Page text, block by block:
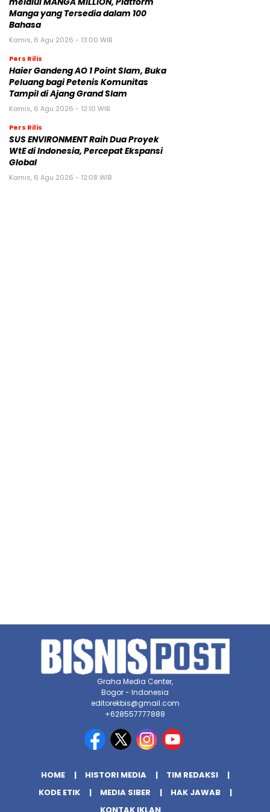
Manga yang Tersedia dalam 100
Bahasa
Kamis, 6 Agu 2026 - 13:00 WIB
Pers Rilis
Haier Gandeng AO 1 Point Slam, Buka
Peluang bagi Petenis Komunitas
Tampil di Ajang Grand Slam
Kamis, 6 Agu 2026 - 12:10 WIB
Pers Rilis
SUS ENVIRONMENT Raih Dua Proyek
WtE di Indonesia, Percepat Ekspansi
Global
Kamis, 6 Agu 2026 - 12:08 WIB
Graha Media Center,
Bogor - Indonesia
editorekbis@gmail.com
+628557777888
HOME HISTORI MEDIA
TIM REDAKSI
KODE ETIK
MEDIA SIBER
HAK JAWAB